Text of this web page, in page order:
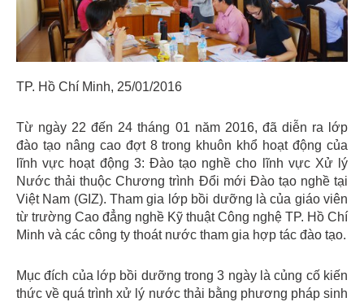
TP. Hồ Chí Minh, 25/01/2016
Từ ngày 22 đến 24 tháng 01 năm 2016, đã diễn ra lớp
đào tạo nâng cao đợt 8 trong khuôn khổ hoạt động của
lĩnh vực hoạt động 3: Đào tạo nghề cho lĩnh vực Xử lý
Nước thải thuộc Chương trình Đổi mới Đào tạo nghề tại
Việt Nam (GIZ). Tham gia lớp bồi dưỡng là của giáo viên
từ trường Cao đẳng nghề Kỹ thuật Công nghệ TP. Hồ Chí
Minh và các công ty thoát nước tham gia hợp tác đào tạo.
Mục đích của lớp bồi dưỡng trong 3 ngày là củng cố kiến
thức về quá trình xử lý nước thải bằng phương pháp sinh